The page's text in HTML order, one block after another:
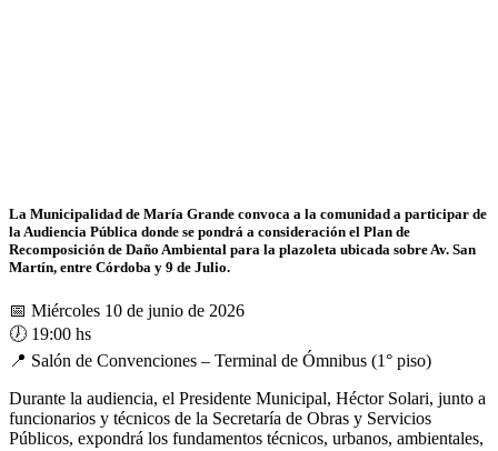
La Municipalidad de María Grande convoca a la comunidad a participar de
la Audiencia Pública donde se pondrá a consideración el Plan de
Recomposición de Daño Ambiental para la plazoleta ubicada sobre Av. San
Martín, entre Córdoba y 9 de Julio.
📅 Miércoles 10 de junio de 2026
🕖 19:00 hs
📍 Salón de Convenciones – Terminal de Ómnibus (1° piso)
Durante la audiencia, el Presidente Municipal, Héctor Solari, junto a
funcionarios y técnicos de la Secretaría de Obras y Servicios
Públicos, expondrá los fundamentos técnicos, urbanos, ambientales,